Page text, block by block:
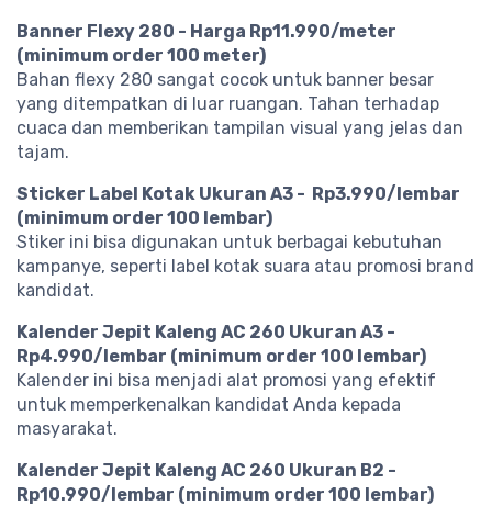
Banner Flexy 280 - Harga Rp11.990/meter
(minimum order 100 meter)
Bahan flexy 280 sangat cocok untuk banner besar
yang ditempatkan di luar ruangan. Tahan terhadap
cuaca dan memberikan tampilan visual yang jelas dan
tajam.
Sticker Label Kotak Ukuran A3 - Rp3.990/lembar
(minimum order 100 lembar)
Stiker ini bisa digunakan untuk berbagai kebutuhan
kampanye, seperti label kotak suara atau promosi brand
kandidat.
Kalender Jepit Kaleng AC 260 Ukuran A3 -
Rp4.990/lembar (minimum order 100 lembar)
Kalender ini bisa menjadi alat promosi yang efektif
untuk memperkenalkan kandidat Anda kepada
masyarakat.
Kalender Jepit Kaleng AC 260 Ukuran B2 -
Rp10.990/lembar (minimum order 100 lembar)